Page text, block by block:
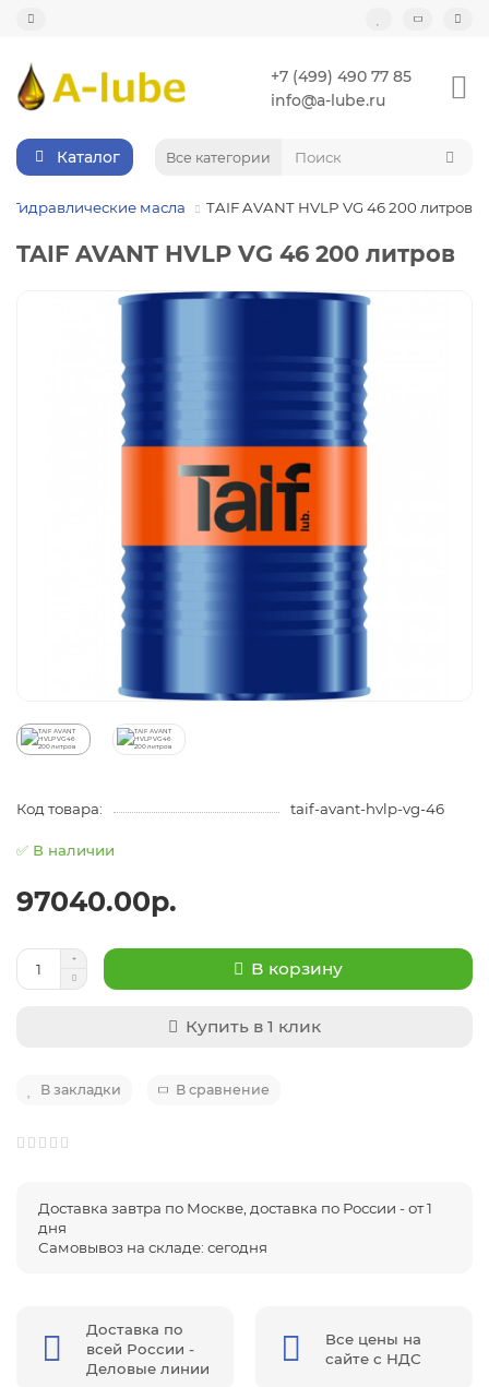
+7 (499) 490 77 85
info@a-lube.ru
Каталог Все категории
Гидравлические масла TAIF AVANT HVLP VG 46 200 литров
TAIF AVANT HVLP VG 46 200 литров
Код товара: taif-avant-hvlp-vg-46
✅ В наличии
97040.00р.
В корзину
Купить в 1 клик
В закладки В сравнение
Доставка завтра по Москве, доставка по России - от 1
дня
Самовывоз на складе: сегодня
Доставка по
всей России -
Деловые линии
Все цены на
сайте с НДС